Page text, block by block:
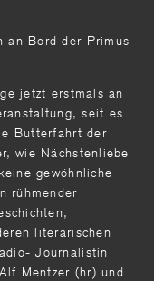
an Bord der Primus-
jetzt erstmals an
seit es
Butterfahrt der
wie Nächstenliebe
gewöhnliche
rühmender
literarischen
Journalistin
Mentzer (hr) und